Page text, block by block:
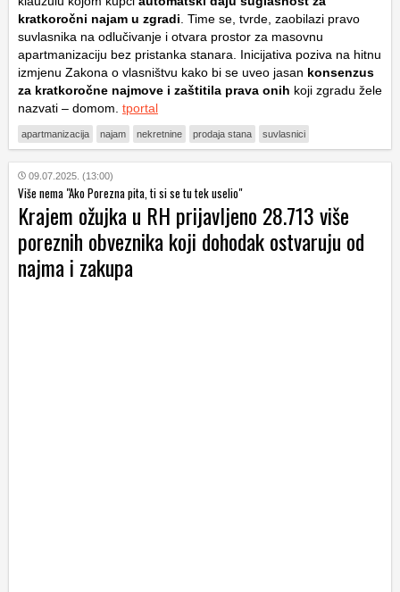
kratkoročni najam u zgradi . Time se, tvrde, zaobilazi pravo
suvlasnika na odlučivanje i otvara prostor za masovnu
apartmanizaciju bez pristanka stanara. Inicijativa poziva na hitnu
izmjenu Zakona o vlasništvu kako bi se uveo jasan konsenzus
za kratkoročne najmove i zaštitila prava onih koji zgradu žele
nazvati – domom. tportal
apartmanizacija najam nekretnine prodaja stana suvlasnici
09.07.2025. (13:00)
Više nema "Ako Porezna pita, ti si se tu tek uselio"
Krajem ožujka u RH prijavljeno 28.713 više
poreznih obveznika koji dohodak ostvaruju od
najma i zakupa